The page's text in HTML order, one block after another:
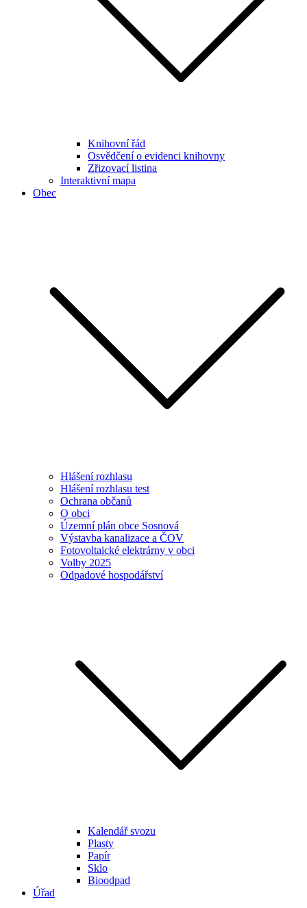
Knihovní řád
Osvědčení o evidenci knihovny
Zřizovací listina
Interaktivní mapa
Obec
Hlášení rozhlasu
Hlášení rozhlasu test
Ochrana občanů
O obci
Územní plán obce Sosnová
Výstavba kanalizace a ČOV
Fotovoltaické elektrárny v obci
Volby 2025
Odpadové hospodářství
Kalendář svozu
Plasty
Papír
Sklo
Bioodpad
Úřad